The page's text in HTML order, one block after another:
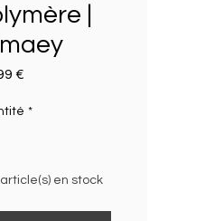
|
€
*
en stock